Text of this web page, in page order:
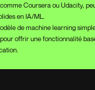
Coursera ou Udacity,
en IA/ML.
de machine learning
offrir une fonctionnalité